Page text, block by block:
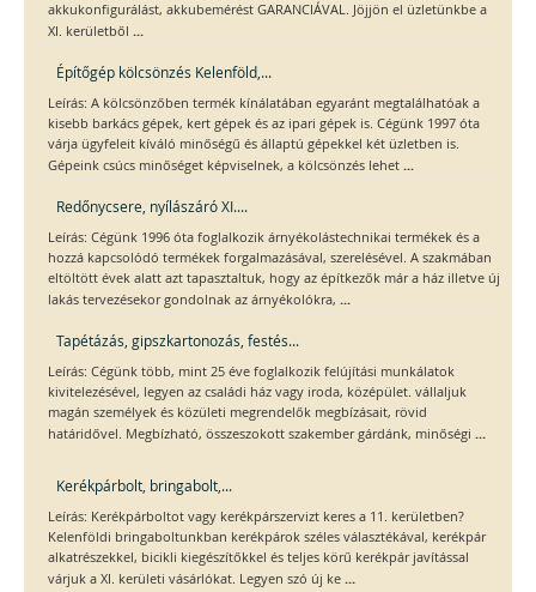
akkukonfigurálást, akkubemérést GARANCIÁVAL. Jöjjön el üzletünkbe a
XI. kerületből ...
Építőgép kölcsönzés Kelenföld,...
Leírás: A kölcsönzőben termék kínálatában egyaránt megtalálhatóak a
kisebb barkács gépek, kert gépek és az ipari gépek is. Cégünk 1997 óta
várja ügyfeleit kíváló minőségű és állaptú gépekkel két üzletben is.
Gépeink csúcs minőséget képviselnek, a kölcsönzés lehet ...
Redőnycsere, nyílászáró XI....
Leírás: Cégünk 1996 óta foglalkozik árnyékolástechnikai termékek és a
hozzá kapcsolódó termékek forgalmazásával, szerelésével. A szakmában
eltöltött évek alatt azt tapasztaltuk, hogy az építkezők már a ház illetve új
lakás tervezésekor gondolnak az árnyékolókra, ...
Tapétázás, gipszkartonozás, festés...
Leírás: Cégünk több, mint 25 éve foglalkozik felújítási munkálatok
kivitelezésével, legyen az családi ház vagy iroda, középület. vállaljuk
magán személyek és közületi megrendelők megbízásait, rövid
határidővel. Megbízható, összeszokott szakember gárdánk, minőségi ...
Kerékpárbolt, bringabolt,...
Leírás: Kerékpárboltot vagy kerékpárszervizt keres a 11. kerületben?
Kelenföldi bringaboltunkban kerékpárok széles választékával, kerékpár
alkatrészekkel, bicikli kiegészítőkkel és teljes körű kerékpár javítással
várjuk a XI. kerületi vásárlókat. Legyen szó új ke ...